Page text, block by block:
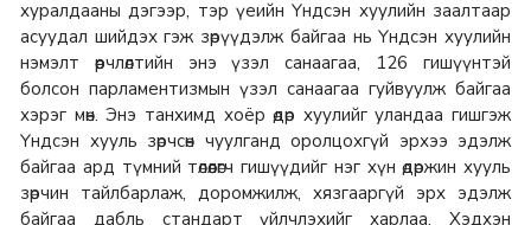
хуралдааны дэгээр, тэр үеийн Үндсэн хуулийн заалтаар
асуудал шийдэх гэж зөрүүдэлж байгаа нь Үндсэн хуулийн
нэмэлт өөрчлөлтийн энэ үзэл санаагаа, 126 гишүүнтэй
болсон парламентизмын үзэл санаагаа гуйвуулж байгаа
хэрэг мөн. Энэ танхимд хоёр өдөр хуулийг уландаа гишгэж
Үндсэн хууль зөрчсөн чуулганд оролцохгүй эрхээ эдэлж
байгаа ард түмний төлөөлөгч гишүүдийг нэг хүн өдөржин хууль
зөрчин тайлбарлаж, доромжилж, хязгааргүй эрх эдэлж
байгаа дабль стандарт үйлчлэхийг харлаа. Хэдхэн